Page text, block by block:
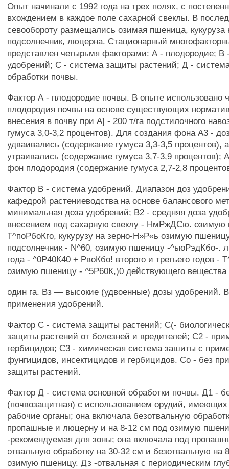
Опыт начинали с 1992 года на трех полях, с
вхождением в каждое поле сахарной свеклы. В
севообороту размещались озимая пшеница, кукуруза
подсолнечник, люцерна. Стационарный
представлен четырьмя факторами: А - плодородие; В
удобрений; С - система защиты растений; Д -
обработки почвы.
Фактор А - плодородие почвы. В опыте использовано
плодородия почвы на основе существующих
внесения в почву при А] - 200 т/га подстилочного
гумуса 3,0-3,2 процентов). Для создания фона А3 -
удваивались (содержание гумуса 3,3-3,5 процентов),
утраивались (содержание гумуса 3,7-3,9 процентов);
фон плодородия (содержание гумуса 2,7-2,8
Фактор В - система удобрений. Диапазон доз
кафедрой растениеводства на основе балансового
минимальная доза удобрений; В2 - средняя доза
внесением под сахарную свеклу - НмРжДСю. озимую
Т^поРбоКго, кукурузу на зерно-Н»Р«ь озимую
подсолнечник - N^60, озимую пшеницу -^ыоРэдКбо-.
года - ^0Р40К40 + РвоКбо! второго и третьего годов -
озимую пшеницу - ^5Р60К,)0 действующего вещества
один га. Вз — высокие (удвоенные) дозы удобрений.
применения удобрений.
Фактор С - система защиты растений; С(-
защиты растений от болезней и вредителей; С2 -
гербицидов; С3 - химическая система зашиты с
фунгицидов, инсектицидов и гербицидов. Со - без
защиты растений.
Фактор Д - система основной обработки почвы. Д1 -
(почвозащитная) с использованием орудий,
рабочие органы; она включала безотвальную
пропашные и люцерну и на 8-12 см под озимую
-рекомендуемая для зоны; она включала под
отвальную обработку на 30-32 см и безотвальную на
озимую пшеницу. Дз -отвальная с периодическим